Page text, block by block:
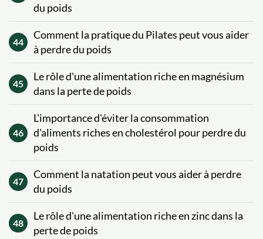
du poids
44
Comment la pratique du Pilates peut vous aider
à perdre du poids
45
Le rôle d'une alimentation riche en magnésium
dans la perte de poids
46
​​​​L'importance d'éviter la consommation
d'aliments riches en cholestérol pour perdre du
poids
47
Comment la natation peut vous aider à perdre
du poids
48
Le rôle d'une alimentation riche en zinc dans la
perte de poids